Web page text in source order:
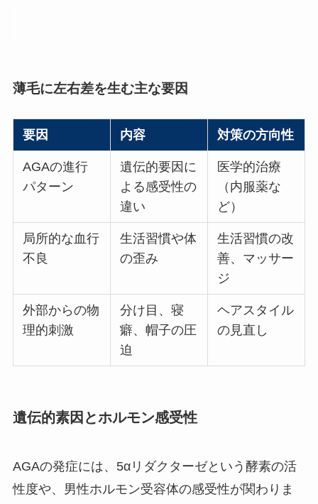
薄毛に左右差を生む主な要因
要因 内容 対策の方向性
AGAの進行
パターン
遺伝的要因に
よる感受性の
違い
医学的治療
（内服薬な
ど）
局所的な血行
不良
生活習慣や体
の歪み
生活習慣の改
善、マッサー
ジ
外部からの物
理的刺激
分け目、寝
癖、帽子の圧
迫
ヘアスタイル
の見直し
遺伝的素因とホルモン感受性
AGAの発症には、5αリダクターゼという酵素の活
性度や、男性ホルモン受容体の感受性が関わりま